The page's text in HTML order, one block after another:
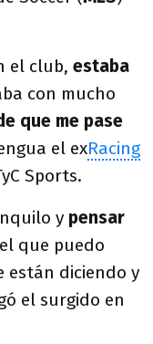
el club, estaba
con mucho
que me pase
el exRacing
Sports.
y pensar
que puedo
están diciendo y
el surgido en